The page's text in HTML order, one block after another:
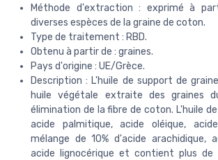
Méthode d'extraction : exprimé à
diverses espèces de la graine de coton.
Type de traitement : RBD.
Obtenu à partir de : graines.
Pays d'origine : UE/Grèce.
Description : L'huile de support de
huile végétale extraite des graines
élimination de la fibre de coton. L'huile
acide palmitique, acide oléique,
mélange de 10% d'acide arachidique,
acide lignocérique et contient plus de